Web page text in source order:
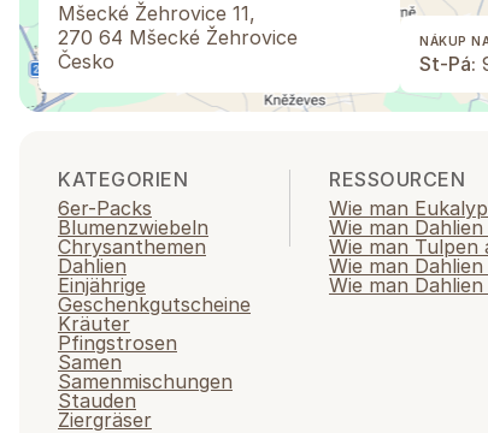
Mšecké Žehrovice 11,
270 64 Mšecké Žehrovice
Česko
NÁKUP
St-Pá:
KATEGORIEN
6er-Packs
Blumenzwiebeln
Chrysanthemen
Dahlien
Einjährige
Geschenkgutscheine
Kräuter
Pfingstrosen
Samen
Samenmischungen
Stauden
Ziergräser
RESSOURCEN
Wie man
Wie man
Wie man Tulpen
Wie man
Wie man